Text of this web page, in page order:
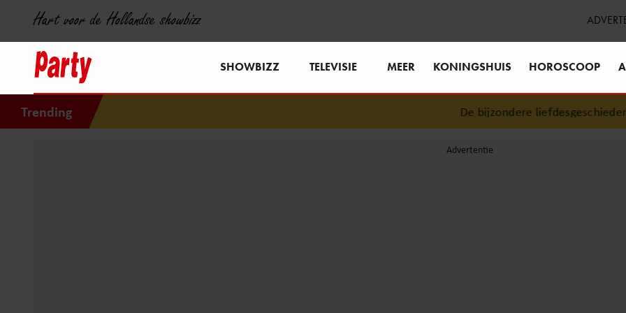
Hart voor de Hollandse showbizz
SHOWBIZZ TELEVISIE MEER KONINGSHUIS HOROSCOOP
Trending De bijzondere